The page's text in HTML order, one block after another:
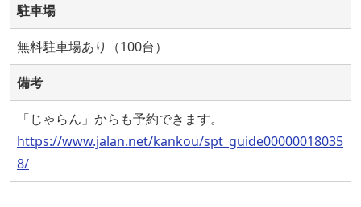
駐車場
無料駐車場あり（100台）
備考
「じゃらん」からも予約できます。
https://www.jalan.net/kankou/spt_guide00000018035
8/